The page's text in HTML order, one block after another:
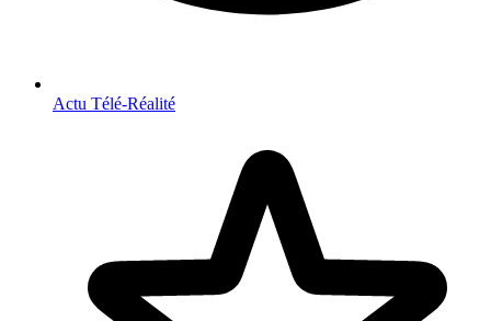
Actu Télé-Réalité